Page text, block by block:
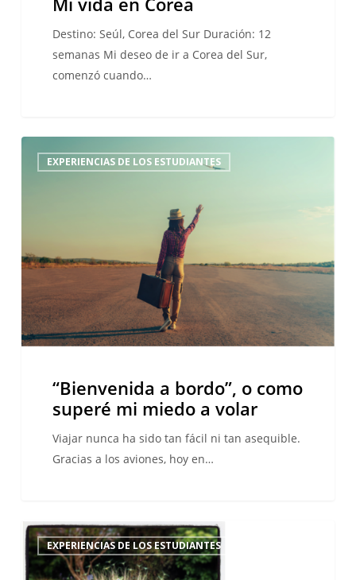
Destino: Seúl, Corea del Sur Duración: 12
semanas Mi deseo de ir a Corea del Sur,
comenzó cuando…
superé
mi
miedo
a
volar
EXPERIENCIAS DE LOS ESTUDIANTES
“Bienvenida a bordo”, o como
superé mi miedo a volar
Viajar nunca ha sido tan fácil ni tan asequible.
Gracias a los aviones, hoy en…
Mi
curso
de
EXPERIENCIAS DE LOS ESTUDIANTES